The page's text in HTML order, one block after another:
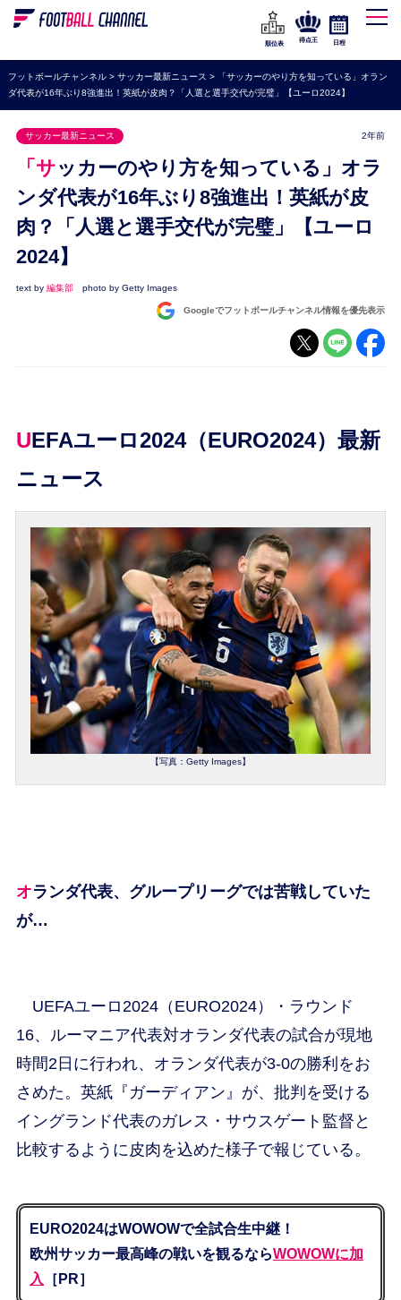
WEリーグ
海外サッカー
プレミアリーグ
ラ・リーガ
セリエA
ブンデスリーガ
UEFA
ナショナルチーム
高校サッカー
順位表
得点王 日程
フットボールチャンネル> サッカー最新ニュース >
「サッカーのやり方を知っている」オラン
ダ代表が16年ぶり8強進出！英紙が皮肉？「人選と選手交代が完璧」【ユーロ2024】
サッカー最新ニュース 2年前
「サッカーのやり方を知っている」オラ
ンダ代表が16年ぶり8強進出！英紙が皮
肉？「人選と選手交代が完璧」【ユーロ
2024】
text by 編集部 photo by Getty Images
Googleでフットボールチャンネル情報を優先表示
UEFAユーロ2024（EURO2024）最新
ニュース
【写真：Getty Images】
オランダ代表、グループリーグでは苦戦していた
が…
UEFAユーロ2024（EURO2024）・ラウンド
16、ルーマニア代表対オランダ代表の試合が現地
時間2日に行われ、オランダ代表が3-0の勝利をお
さめた。英紙『ガーディアン』が、批判を受ける
イングランド代表のガレス・サウスゲート監督と
比較するように皮肉を込めた様子で報じている。
EURO2024はWOWOWで全試合生中継！
欧州サッカー最高峰の戦いを観るならWOWOWに加
入
［PR］